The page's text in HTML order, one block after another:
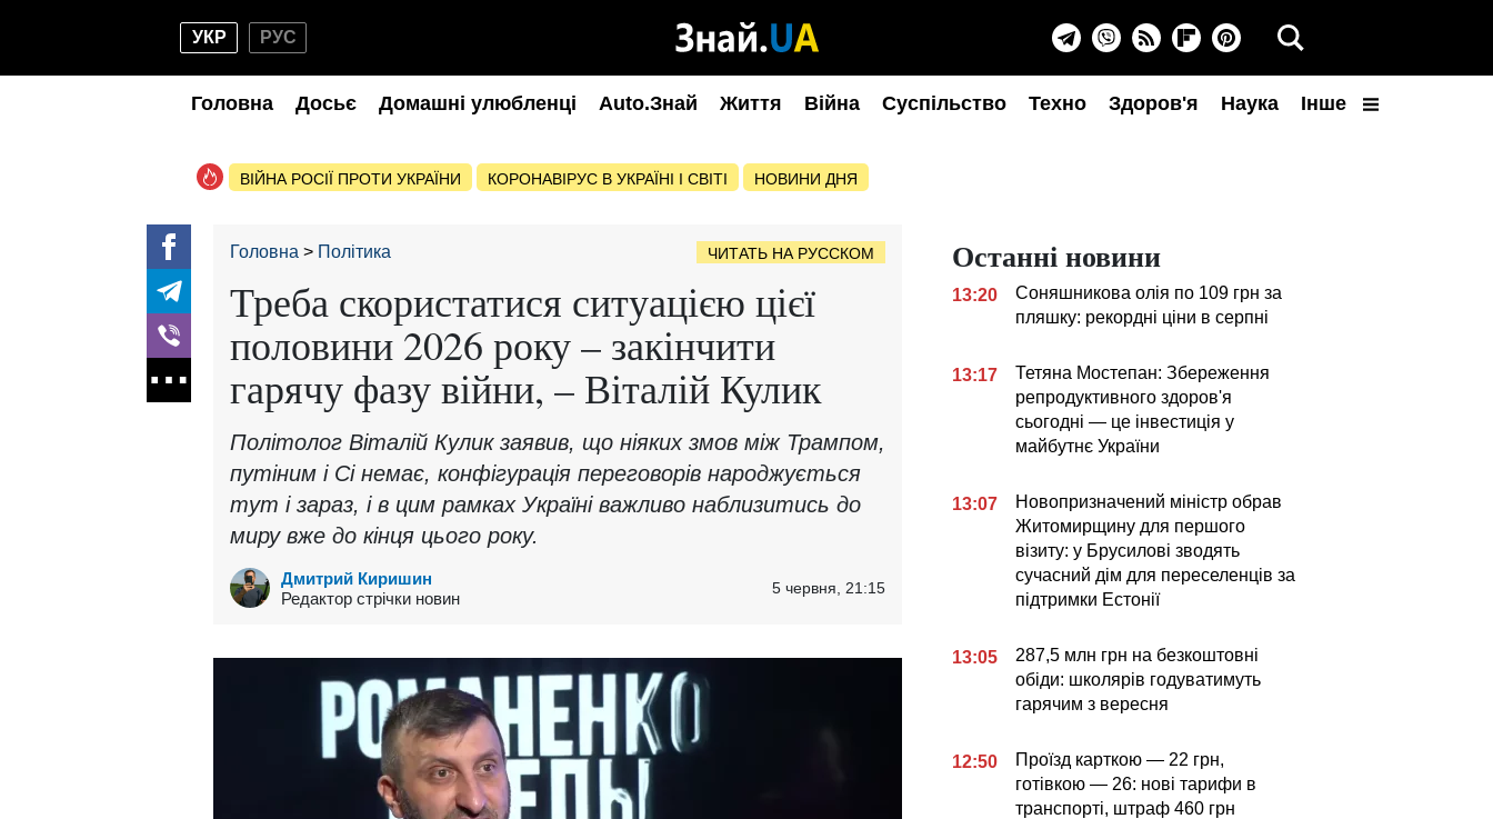
УКР РУС
Головна Досьє Домашні улюбленці Auto.Знай Життя Війна Суспільство Техно Здоров'я Наука Інше
ВІЙНА РОСІЇ ПРОТИ УКРАЇНИ КОРОНАВІРУС В УКРАЇНІ І СВІТІ НОВИНИ ДНЯ
Головна Політика ЧИТАТЬ НА РУССКОМ
Треба скористатися ситуацією цієї
половини 2026 року – закінчити
гарячу фазу війни, – Віталій Кулик
Політолог Віталій Кулик заявив, що ніяких змов між Трампом,
путіним і Сі немає, конфігурація переговорів народжується
тут і зараз, і в цим рамках Україні важливо наблизитись до
миру вже до кінця цього року.
Дмитрий Киришин
Редактор стрічки новин
5 червня, 21:15
Останні новини
13:20
Соняшникова олія по 109 грн за
пляшку: рекордні ціни в серпні
13:17
Тетяна Мостепан: Збереження
репродуктивного здоров'я
сьогодні — це інвестиція у
майбутнє України
13:07
Новопризначений міністр обрав
Житомирщину для першого
візиту: у Брусилові зводять
сучасний дім для переселенців за
підтримки Естонії
13:05
287,5 млн грн на безкоштовні
обіди: школярів годуватимуть
гарячим з вересня
12:50
Проїзд карткою — 22 грн,
готівкою — 26: нові тарифи в
транспорті, штраф 460 грн